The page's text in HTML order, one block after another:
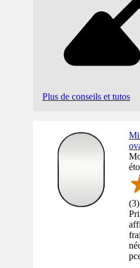
Plus de conseils et tutos
(3)